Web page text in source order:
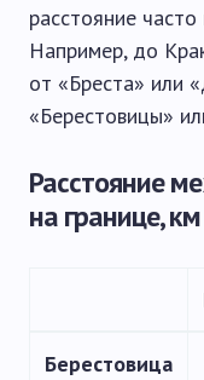
расстояние
Например, до
от «Бреста» или
«Берестовицы»
Расстояние
на границе, км
Берестовица